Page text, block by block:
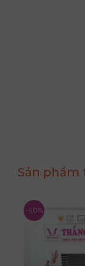
Sản
-40%